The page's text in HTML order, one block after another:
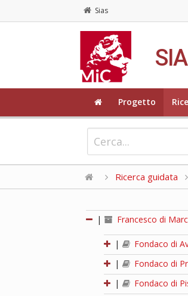
Sias
Progetto
Ricerca guidata
| Francesco di
|
Fondaco di
|
Fondaco di
|
Fondaco di